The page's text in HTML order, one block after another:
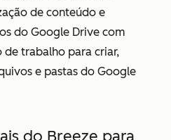
de conteúdo e
do Google Drive com
de trabalho para criar,
e pastas do Google
do Breeze para